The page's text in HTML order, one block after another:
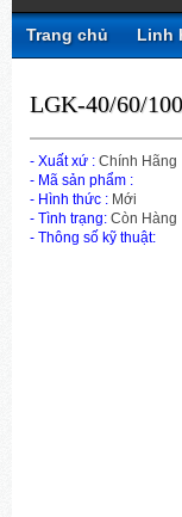
Trang chủ Linh
LGK-40/60/
- Xuất xứ : Chính Hãng
- Mã sản phẩm :
- Hình thức : Mới
- Tình trạng: Còn Hàng
- Thông số kỹ thuật: